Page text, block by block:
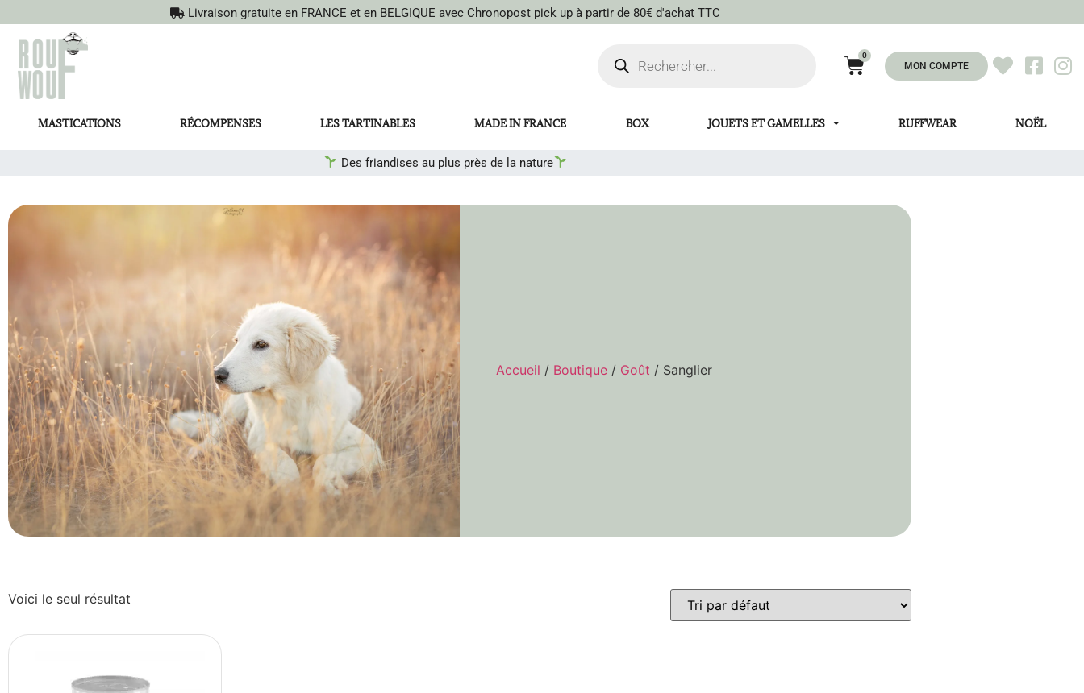
Livraison gratuite en FRANCE et en BELGIQUE avec Chronopost pick up à partir de 80€ d'achat TTC
0
MON COMPTE
MASTICATIONS RÉCOMPENSES LES TARTINABLES MADE IN FRANCE BOX JOUETS ET GAMELLES RUFFWEAR NOËL
Des friandises au plus près de la nature
Accueil / Boutique/ Goût / Sanglier
Voici le seul résultat